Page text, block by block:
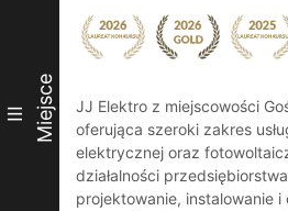
III Miejsce
JJ Elektro z miejscowości
oferująca szeroki zakres
elektrycznej oraz
działalności
projektowanie, instalowanie